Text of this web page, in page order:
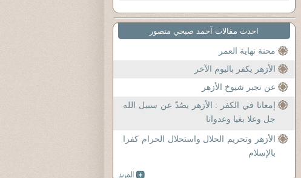
احدث مقالات آحمد صبحي منصور
محنة نهاية العمر
الأزهر يكفر باليوم الآخر
عن تجبر شيوخ الأزهر
إمعانا في الكفر : الأزهر يصُدّ عن سبيل الله
جل وعلا بغيا وعدوانا
الأزهر وتحريم الحلال واستحلال الحرام كفرا
بالإسلام